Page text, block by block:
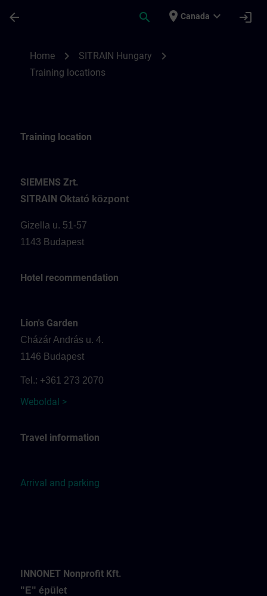
arrow_back search place Canada expand_more login
Home chevron_right SITRAIN Hungary chevron_right
Training locations
Training location
SIEMENS Zrt.
SITRAIN Oktató központ
Gizella u. 51-57
1143 Budapest
Hotel recommendation
Lion's Garden
Cházár András u. 4.
1146 Budapest
Tel.: +361 273 2070
Weboldal >
Travel information
Arrival and parking
INNONET Nonprofit Kft.
"E" épület